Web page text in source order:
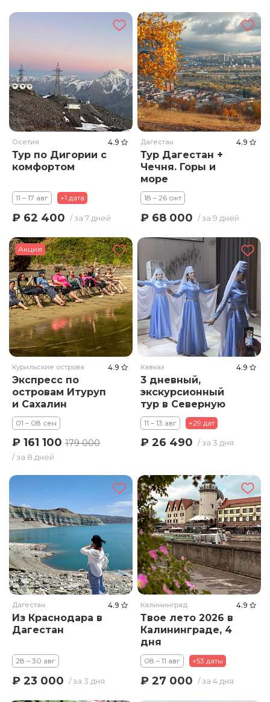
Осетия 4.9
Тур по Дигории с
комфортом
11 – 17 авг +1 дата
₽ 62 400 / за 7 дней
Дагестан 4.9
Тур Дагестан +
Чечня. Горы и
море
18 – 26 окт
₽ 68 000 / за 9 дней
Акция
Курильские острова 4.9
Экспресс по
островам Итуруп
и Сахалин
01 – 08 сен
₽ 161 100 179 000
/ за 8 дней
Кавказ 4.9
3 дневный,
экскурсионный
тур в Северную
Осетию
«Аланский Вечер»
11 – 13 авг +29 дат
₽ 26 490 / за 3 дня
Дагестан 4.9
Из Краснодара в
Дагестан
28 – 30 авг
₽ 23 000 / за 3 дня
Калининград 4.9
Твое лето 2026 в
Калининграде, 4
дня
08 – 11 авг +53 даты
₽ 27 000 / за 4 дня